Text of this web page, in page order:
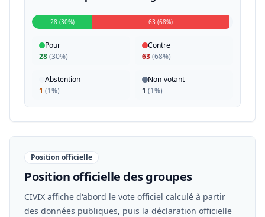
28 (30%) 63 (68%)
Pour
28(30%)
Contre
63(68%)
Abstention
1 (1%)
Non-votant
1 (1%)
Position officielle
Position officielle des groupes
CIVIX affiche d'abord le vote officiel calculé à partir
des données publiques, puis la déclaration officielle